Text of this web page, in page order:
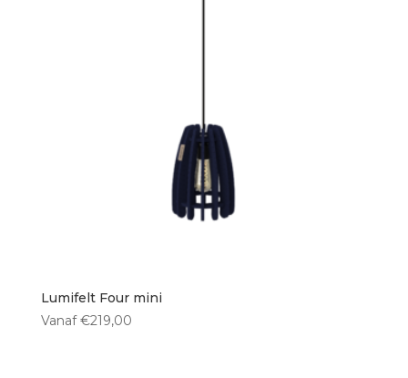
Lumifelt Four mini
Vanaf €219,00